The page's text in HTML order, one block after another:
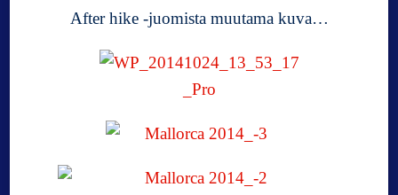
After hike -juomista muutama kuva…